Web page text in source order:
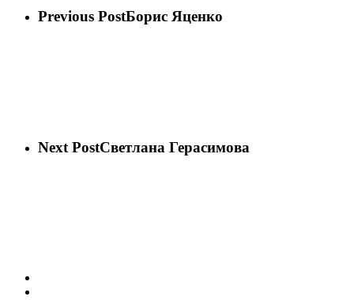
Previous PostБорис Яценко
Next PostСветлана Герасимова